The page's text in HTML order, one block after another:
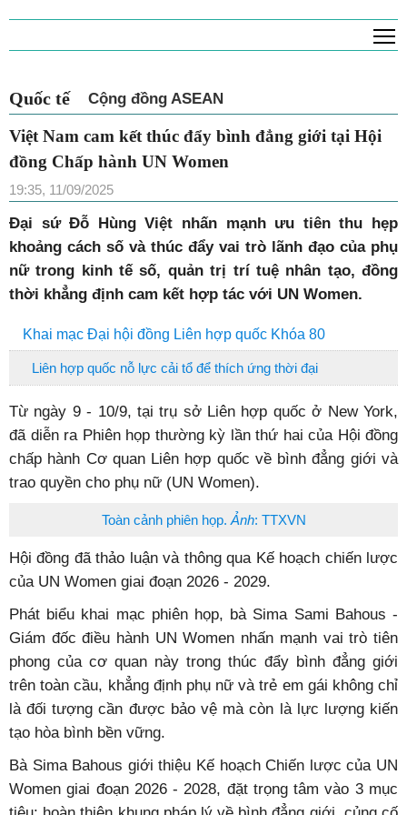
Quốc tế Cộng đồng ASEAN
Việt Nam cam kết thúc đẩy bình đẳng giới tại Hội
đồng Chấp hành UN Women
19:35, 11/09/2025
Đại sứ Đỗ Hùng Việt nhấn mạnh ưu tiên thu hẹp
khoảng cách số và thúc đẩy vai trò lãnh đạo của phụ
nữ trong kinh tế số, quản trị trí tuệ nhân tạo, đồng
thời khẳng định cam kết hợp tác với UN Women.
Khai mạc Đại hội đồng Liên hợp quốc Khóa 80
Liên hợp quốc nỗ lực cải tổ để thích ứng thời đại
Từ ngày 9 - 10/9, tại trụ sở Liên hợp quốc ở New York,
đã diễn ra Phiên họp thường kỳ lần thứ hai của Hội đồng
chấp hành Cơ quan Liên hợp quốc về bình đẳng giới và
trao quyền cho phụ nữ (UN Women).
Toàn cảnh phiên họp. Ảnh: TTXVN
Hội đồng đã thảo luận và thông qua Kế hoạch chiến lược
của UN Women giai đoạn 2026 - 2029.
Phát biểu khai mạc phiên họp, bà Sima Sami Bahous -
Giám đốc điều hành UN Women nhấn mạnh vai trò tiên
phong của cơ quan này trong thúc đẩy bình đẳng giới
trên toàn cầu, khẳng định phụ nữ và trẻ em gái không chỉ
là đối tượng cần được bảo vệ mà còn là lực lượng kiến
tạo hòa bình bền vững.
Bà Sima Bahous giới thiệu Kế hoạch Chiến lược của UN
Women giai đoạn 2026 - 2028, đặt trọng tâm vào 3 mục